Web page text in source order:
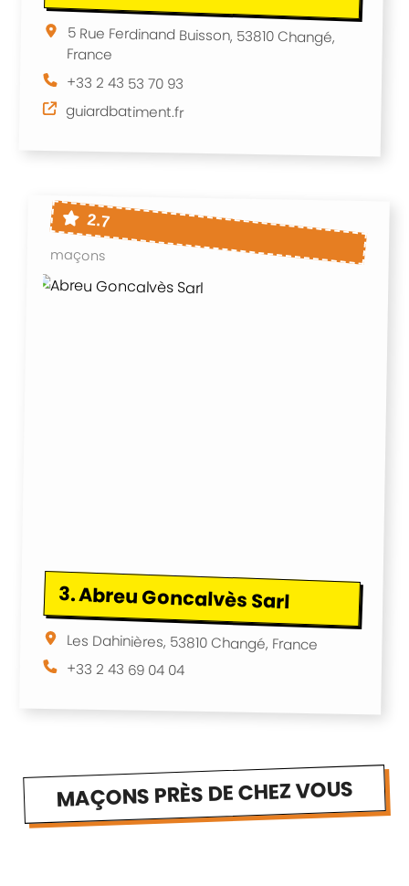
5 Rue Ferdinand Buisson, 53810 Changé,
France
+33 2 43 53 70 93
guiardbatiment.fr
2.7
maçons
3.Abreu Goncalvès Sarl
Les Dahinières, 53810 Changé, France
+33 2 43 69 04 04
MAÇONS PRÈS DE CHEZ VOUS